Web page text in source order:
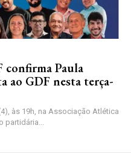
confirma Paula
ao GDF nesta terça-
às 19h, na Associação Atlética
partidária...